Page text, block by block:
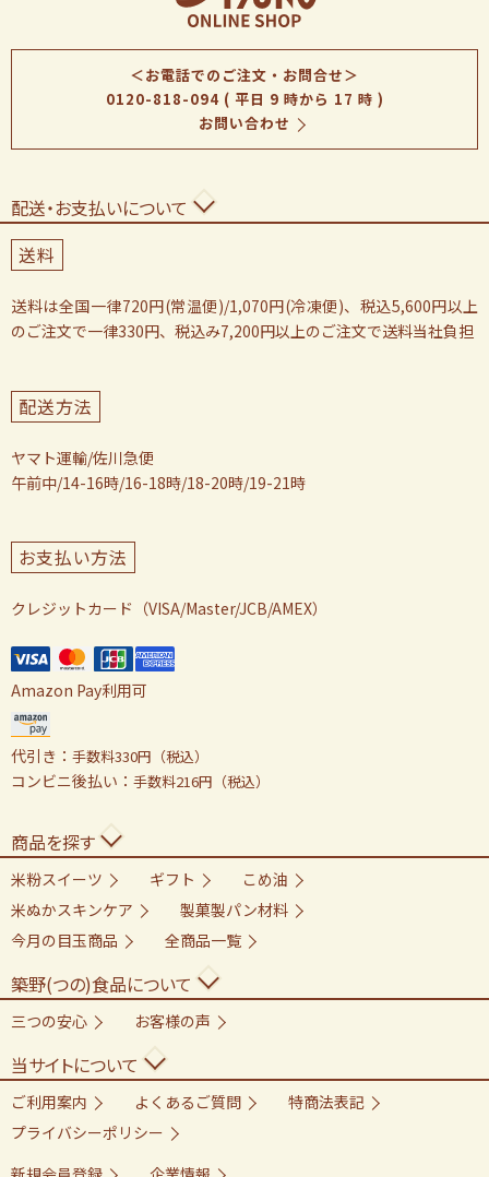
＜お電話でのご注文・お問合せ＞
0120-818-094( 平日 9 時から 17 時 )
お問い合わせ
配送・お支払いについて
送料
送料は全国一律720円(常温便)/1,070円(冷凍便)、税込5,600円以上
のご注文で一律330円、税込み7,200円以上のご注文で送料当社負担
配送方法
ヤマト運輸/佐川急便
午前中/14-16時/16-18時/18-20時/19-21時
お支払い方法
クレジットカード（VISA/Master/JCB/AMEX）
Amazon Pay利用可
代引き： 手数料330円（税込）
コンビニ後払い： 手数料216円（税込）
商品を探す
米粉スイーツ ギフト
こめ油
米ぬかスキンケア
製菓製パン材料
今月の目玉商品
全商品一覧
築野(つの)食品について
三つの安心 お客様の声
当サイトについて
ご利用案内 よくあるご質問
特商法表記
プライバシーポリシー